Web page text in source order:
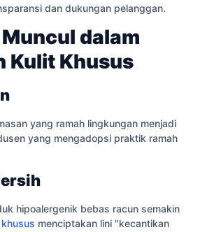
dan dukungan pelanggan.
dalam
Kulit Khusus
yang ramah lingkungan menjadi
yang mengadopsi praktik ramah
hipoalergenik bebas racun semakin
menciptakan lini "kecantikan